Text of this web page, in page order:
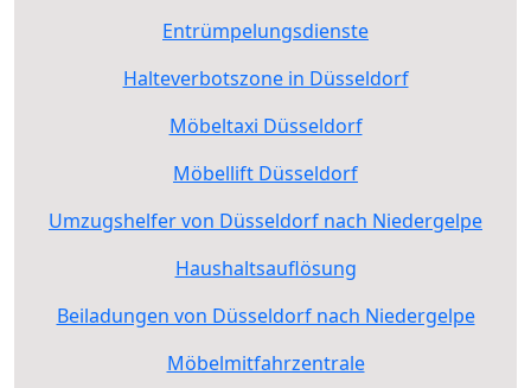
Entrümpelungsdienste
Halteverbotszone in Düsseldorf
Möbeltaxi Düsseldorf
Möbellift Düsseldorf
Umzugshelfer von Düsseldorf nach Niedergelpe
Haushaltsauflösung
Beiladungen von Düsseldorf nach Niedergelpe
Möbelmitfahrzentrale